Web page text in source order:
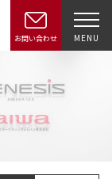
お問い合わせ MENU